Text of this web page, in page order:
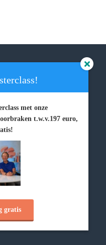
met onze
t.w.v.197 euro,
gratis